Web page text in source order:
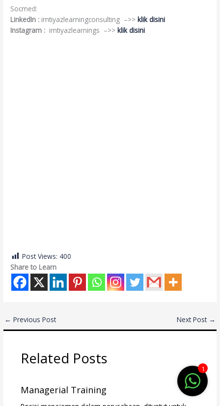
Socmed:
LinkedIn : imtiyazlearningconsulting –>> klik disini
Instagram : imtiyazlearnings –>> klik disini
Post Views: 400
Share to Learn
← Previous Post Next Post →
Related Posts
Managerial Training
1